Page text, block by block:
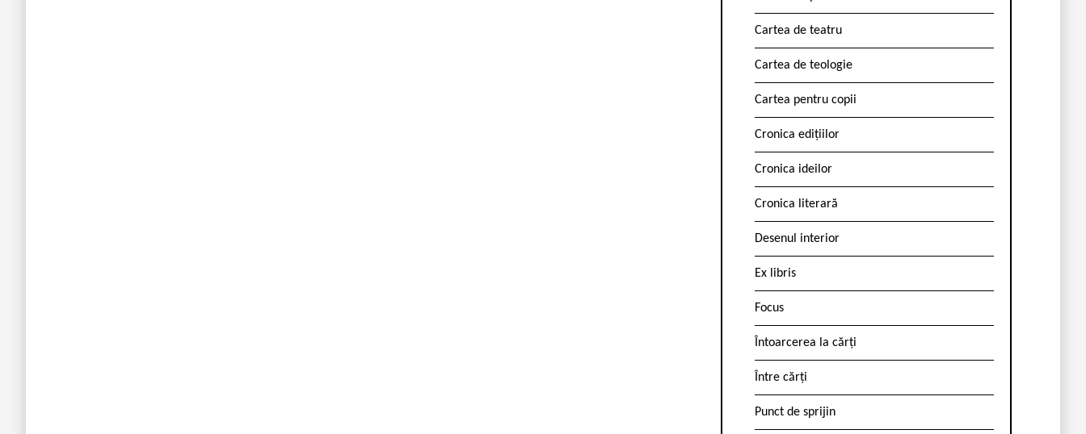
Cartea de teatru
Cartea de teologie
Cartea pentru copii
Cronica edițiilor
Cronica ideilor
Cronica literară
Desenul interior
Ex libris
Focus
Întoarcerea la cărți
Între cărți
Punct de sprijin